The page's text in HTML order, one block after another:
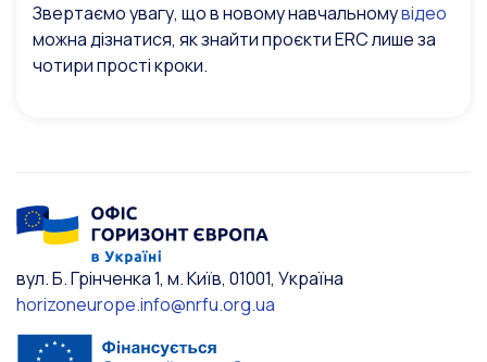
Звертаємо увагу, що в новому навчальномувідео
можна дізнатися, як знайти проєкти ERC лише за
чотири прості кроки.
вул. Б. Грінченка 1, м. Київ, 01001, Україна
horizoneurope.info@nrfu.org.ua